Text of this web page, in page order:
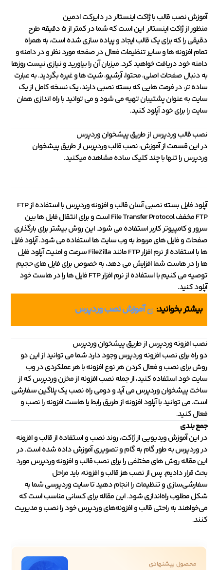
آموزش نصب قالب با ژاکت اینستالر در دایرکت ادمین
منظور از ژاکت اینستالر این است که شما در کمتر از 5 دقیقه طرح
دقیقی را که برای یک قالب ایجاد و پیاده سازی شده است، به همراه
تمام افزونه ها و سایر تنظیمات فعال در صفحه مورد نظر و در دامنه و
دامنه خود دریافت خواهید کرد. میزبان آن را بیاورید و نیازی نیست روزها
به دنبال صفحات اصلی، محتوا، آرشیو، شیت ها و غیره بگردید. به عبارت
ساده تر، در فرمت هایی که بسته نصبی دارند، یک نسخه کامل از یک
سایت به عنوان پشتیبان تهیه می شود و می توانید با راه اندازی همان
سایت را برای خود آپلود کنید.
نصب قالب وردپرس از طریق پیشخوان وردپرس
در این قسمت از آموزش، نصب قالب وردپرس از طریق پیشخوان
وردپرس را تنها با چند کلیک ساده مشاهده میکنید.
آپلود فایل بسته نصبی آسان قالب و افزونه وردپرس با استفاده از FTP
FTP مخفف File Transfer Protocol است و برای انتقال فایل ها بین
سرور و کامپیوتر کاربر استفاده می شود. این روش بیشتر برای بارگذاری
صفحات و فایل های مربوط به وب سایت ها استفاده می شود. آپلود فایل
ها با استفاده از نرم افزار FTP مانند FileZilla سرعت و امنیت آپلود فایل
ها را در هاست شما افزایش می دهد، به خصوص برای فایل های حجیم
توصیه می کنیم با استفاده از نرم افزار FTP فایل ها را در هاست خود
آپلود کنید.
بیشتر بخوانید: آموزش نصب وردپرس
نصب افزونه وردپرس از طریق پیشخوان وردپرس
دو راه برای نصب افزونه وردپرس وجود دارد شما می توانید از این دو
روش برای نصب و فعال کردن هر نوع افزونه با هر عملکردی در وب
سایت خود استفاده کنید، از جمله نصب افزونه از مخزن وردپرس که از
ساخت پیشخوان وردپرس می آید و دومی راه نصب یک پلاگین سفارشی
است. می توانید با آپلود افزونه از طریق رابط یا هاست افزونه را نصب و
فعال کنید.
جمع بندی
در این آموزش ویدیویی از ژاکت، روند نصب و استفاده از قالب و افزونه
در وردپرس به طور گام به گام و تصویری آموزش داده شده است. در
این مقاله روش های مختلفی را برای نصب قالب و افزونه وردپرس مورد
بحث قرار دادیم. پس از نصب هز قالب و افزونه، باید مراحل
سفارشی‌سازی و تنظیمات را انجام دهید تا سایت وردپرسی شما به
شکل مطلوب راه‌اندازی شود. این مقاله برای کسانی مناسب است که
می‌خواهند به راحتی قالب و افزونه‌های وردپرس خود را نصب و مدیریت
کنند.
محصول پیشنهادی